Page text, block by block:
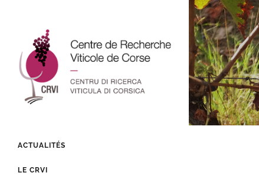
ACTUALITÉS
LE CRVI